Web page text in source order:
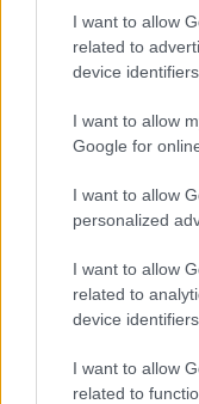
I want to allow
related to
device
I want to allow
Google for
I want to allow
personalized
I want to allow
related to
device
I want to allow
related to
Fanart in anime-
Klik of tik op de